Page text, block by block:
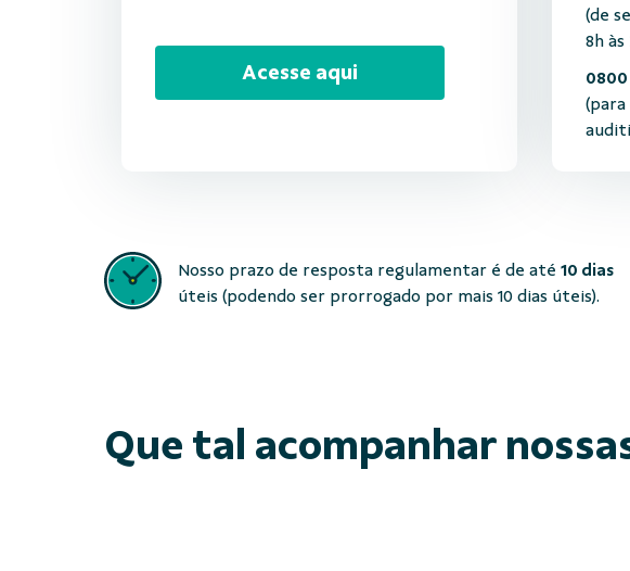
Acesse aqui
(de
8h às
Nosso prazo de resposta regulamentar é de até 10 dias
úteis (podendo ser prorrogado por mais 10 dias úteis).
Que tal acompanhar